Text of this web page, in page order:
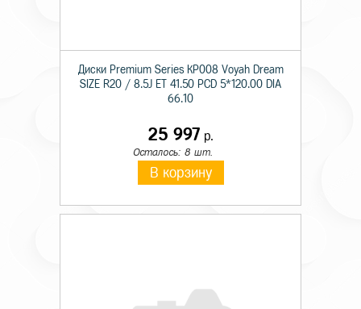
Диски Premium Series КР008 Voyah Dream
SIZE R20 / 8.5J ET 41.50 PCD 5*120.00 DIA
66.10
25 997 р.
Осталось: 8 шт.
В корзину